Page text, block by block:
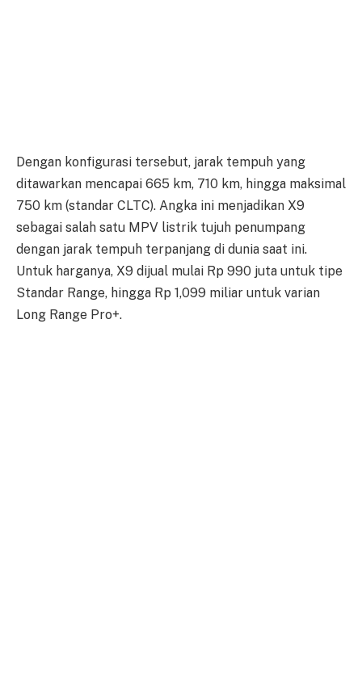
Dengan konfigurasi tersebut, jarak tempuh yang
ditawarkan mencapai 665 km, 710 km, hingga maksimal
750 km (standar CLTC). Angka ini menjadikan X9
sebagai salah satu MPV listrik tujuh penumpang
dengan jarak tempuh terpanjang di dunia saat ini.
Untuk harganya, X9 dijual mulai Rp 990 juta untuk tipe
Standar Range, hingga Rp 1,099 miliar untuk varian
Long Range Pro+.